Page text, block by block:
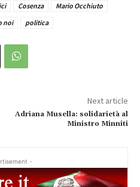
Cosenza
Mario Occhiuto
noi politica
Next article
Adriana Musella: solidarietà al
Ministro Minniti
-